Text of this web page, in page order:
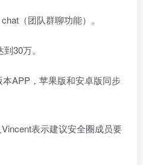
（团队群聊功能）。
30万。
APP，苹果版和安卓版同步
表示建议安全圈成员要